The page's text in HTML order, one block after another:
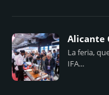
Alicante
La feria,
IFA...